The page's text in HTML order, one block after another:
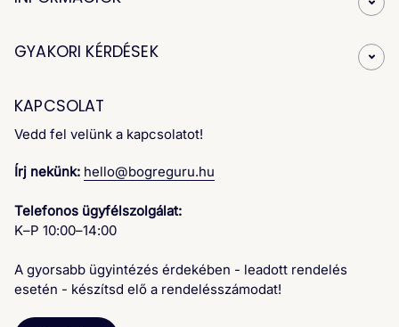
GYAKORI KÉRDÉSEK
KAPCSOLAT
Vedd fel velünk a kapcsolatot!
Írj nekünk: hello@bogreguru.hu
Telefonos ügyfélszolgálat:
K–P 10:00–14:00
A gyorsabb ügyintézés érdekében - leadott rendelés
esetén - készítsd elő a rendelésszámodat!